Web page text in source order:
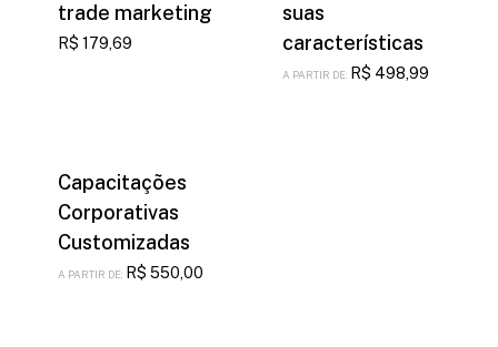
trade marketing
R$ 179,69
suas
características
A PARTIR DE: R$ 498,99
Capacitações
Corporativas
Customizadas
A PARTIR DE: R$ 550,00